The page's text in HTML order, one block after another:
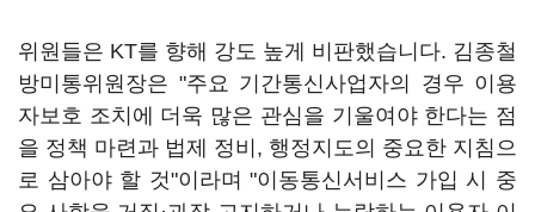
위원들은 KT를 향해 강도 높게 비판했습니다. 김종철
방미통위원장은 "주요 기간통신사업자의 경우 이용
자보호 조치에 더욱 많은 관심을 기울여야 한다는 점
을 정책 마련과 법제 정비, 행정지도의 중요한 지침으
로 삼아야 할 것"이라며 "이동통신서비스 가입 시 중